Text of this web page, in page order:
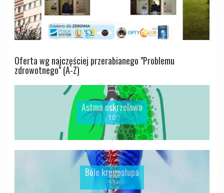
Oferta wg najczęściej przerabianego "Problemu
zdrowotnego" (A-Z)
Astma oskrzelowa
10
Bóle kręgosłupa
11